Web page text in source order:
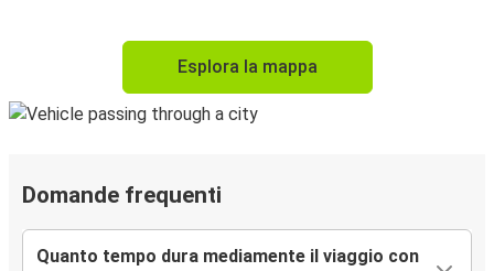
Esplora la mappa
Domande frequenti
Quanto tempo dura mediamente il viaggio con